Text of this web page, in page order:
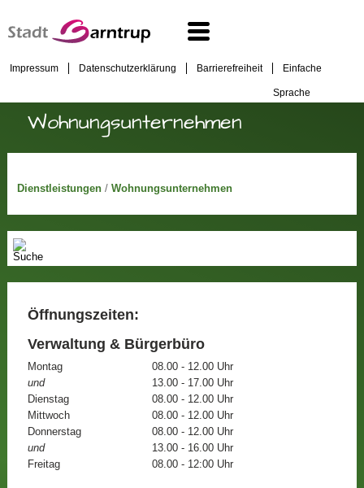
Impressum Datenschutzerklärung Barrierefreiheit Einfache
Sprache
Wohnungsunternehmen
Dienstleistungen/ Wohnungsunternehmen
Öffnungszeiten:
Verwaltung & Bürgerbüro
Montag
08.00 - 12.00 Uhr
und
13.00 - 17.00 Uhr
Dienstag
08.00 - 12.00 Uhr
Mittwoch
08.00 - 12.00 Uhr
Donnerstag
08.00 - 12.00 Uhr
und
13.00 - 16.00 Uhr
Freitag
08.00 - 12:00 Uhr